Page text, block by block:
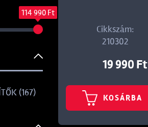
114 990 Ft
167
Cikkszám:
210302
19 990 Ft
KOSÁRBA